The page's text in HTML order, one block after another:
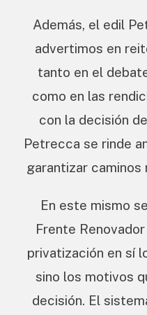
Además, el edil
advertimos en
tanto en el
como en las
con la decisión
Petrecca se rinde
garantizar caminos
En este mismo
Frente
privatización en sí
sino los motivos
decisión. El